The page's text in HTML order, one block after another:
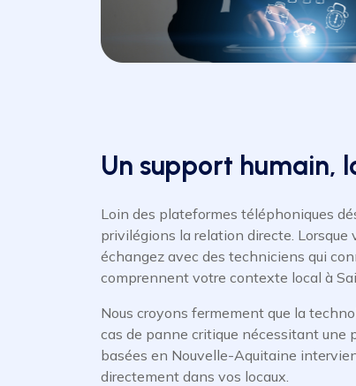
Un support humain,
Loin des plateformes téléphoniques
privilégions la relation directe. Lorsque
échangez avec des techniciens qui
comprennent votre contexte local à
Nous croyons fermement que la
cas de panne critique nécessitant une
basées en Nouvelle-Aquitaine
directement dans vos locaux.